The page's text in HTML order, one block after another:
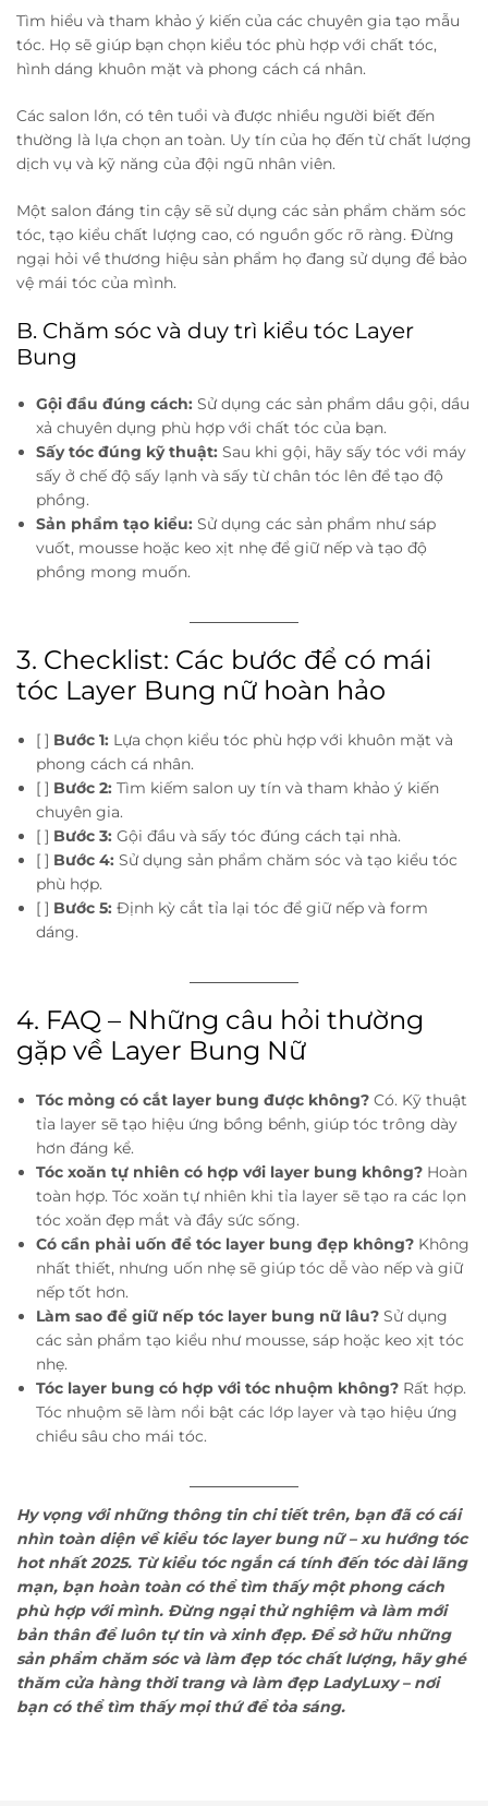
Tìm hiểu và tham khảo ý kiến của các chuyên gia tạo mẫu
tóc. Họ sẽ giúp bạn chọn kiểu tóc phù hợp với chất tóc,
hình dáng khuôn mặt và phong cách cá nhân.
Các salon lớn, có tên tuổi và được nhiều người biết đến
thường là lựa chọn an toàn. Uy tín của họ đến từ chất lượng
dịch vụ và kỹ năng của đội ngũ nhân viên.
Một salon đáng tin cậy sẽ sử dụng các sản phẩm chăm sóc
tóc, tạo kiểu chất lượng cao, có nguồn gốc rõ ràng. Đừng
ngại hỏi về thương hiệu sản phẩm họ đang sử dụng để bảo
vệ mái tóc của mình.
B. Chăm sóc và duy trì kiểu tóc Layer
Bung
Gội đầu đúng cách: Sử dụng các sản phẩm dầu gội, dầu
xả chuyên dụng phù hợp với chất tóc của bạn.
Sấy tóc đúng kỹ thuật: Sau khi gội, hãy sấy tóc với máy
sấy ở chế độ sấy lạnh và sấy từ chân tóc lên để tạo độ
phồng.
Sản phẩm tạo kiểu: Sử dụng các sản phẩm như sáp
vuốt, mousse hoặc keo xịt nhẹ để giữ nếp và tạo độ
phồng mong muốn.
3. Checklist: Các bước để có mái
tóc Layer Bung nữ hoàn hảo
[ ] Bước 1: Lựa chọn kiểu tóc phù hợp với khuôn mặt và
phong cách cá nhân.
[ ] Bước 2: Tìm kiếm salon uy tín và tham khảo ý kiến
chuyên gia.
[ ] Bước 3: Gội đầu và sấy tóc đúng cách tại nhà.
[ ] Bước 4: Sử dụng sản phẩm chăm sóc và tạo kiểu tóc
phù hợp.
[ ] Bước 5: Định kỳ cắt tỉa lại tóc để giữ nếp và form
dáng.
4. FAQ – Những câu hỏi thường
gặp về Layer Bung Nữ
Tóc mỏng có cắt layer bung được không? Có. Kỹ thuật
tỉa layer sẽ tạo hiệu ứng bồng bềnh, giúp tóc trông dày
hơn đáng kể.
Tóc xoăn tự nhiên có hợp với layer bung không? Hoàn
toàn hợp. Tóc xoăn tự nhiên khi tỉa layer sẽ tạo ra các lọn
tóc xoăn đẹp mắt và đầy sức sống.
Có cần phải uốn để tóc layer bung đẹp không? Không
nhất thiết, nhưng uốn nhẹ sẽ giúp tóc dễ vào nếp và giữ
nếp tốt hơn.
Làm sao để giữ nếp tóc layer bung nữ lâu? Sử dụng
các sản phẩm tạo kiểu như mousse, sáp hoặc keo xịt tóc
nhẹ.
Tóc layer bung có hợp với tóc nhuộm không? Rất hợp.
Tóc nhuộm sẽ làm nổi bật các lớp layer và tạo hiệu ứng
chiều sâu cho mái tóc.
Hy vọng với những thông tin chi tiết trên, bạn đã có cái
nhìn toàn diện về kiểu tóc layer bung nữ – xu hướng tóc
hot nhất 2025. Từ kiểu tóc ngắn cá tính đến tóc dài lãng
mạn, bạn hoàn toàn có thể tìm thấy một phong cách
phù hợp với mình. Đừng ngại thử nghiệm và làm mới
bản thân để luôn tự tin và xinh đẹp. Để sở hữu những
sản phẩm chăm sóc và làm đẹp tóc chất lượng, hãy ghé
thăm cửa hàng thời trang và làm đẹp LadyLuxy – nơi
bạn có thể tìm thấy mọi thứ để tỏa sáng.